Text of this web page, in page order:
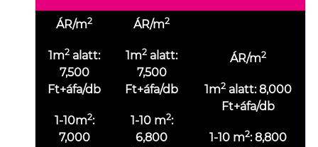
ÁR/m2
1m2 alatt:
7,500
Ft+áfa/db
1-10m2:
7,000
ÁR/m2
1m2 alatt:
7,500
Ft+áfa/db
1-10 m2:
6,800
ÁR/m2
1m2alatt: 8,000
Ft+áfa/db
1-10 m2: 8,800